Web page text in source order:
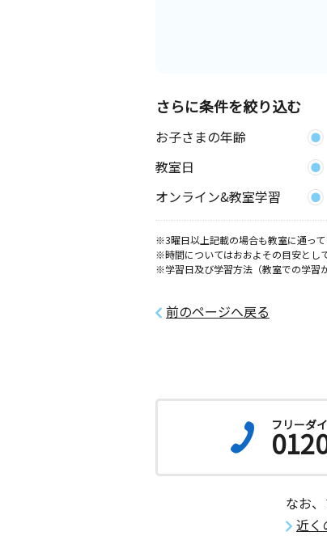
さらに条件を絞り込む
お子さまの年齢
教室日
オンライン&教室学習
※3曜日以上記載の場合も教室に通って
※時間についてはおおよその目安とし
※学習日及び学習方法（教室での学習
前のページへ戻る
フリーダ
なお
近く